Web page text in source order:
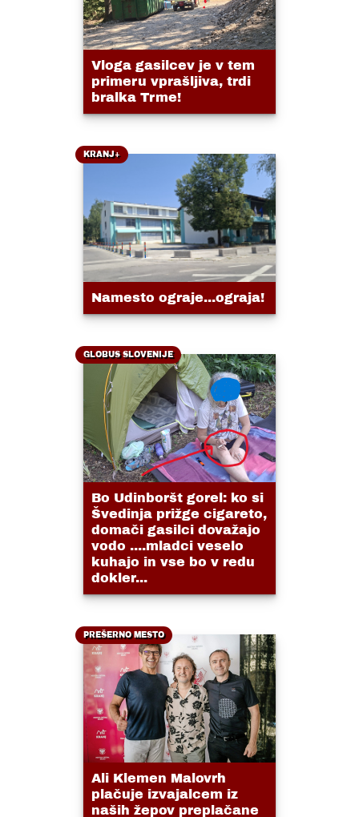
Vloga gasilcev je v tem
primeru vprašljiva, trdi
bralka Trme!
KRANJ+
Namesto ograje...ograja!
GLOBUS SLOVENIJE
Bo Udinboršt gorel: ko si
Švedinja prižge cigareto,
domači gasilci dovažajo
vodo ....mladci veselo
kuhajo in vse bo v redu
dokler...
PREŠERNO MESTO
Ali Klemen Malovrh
plačuje izvajalcem iz
naših žepov preplačane